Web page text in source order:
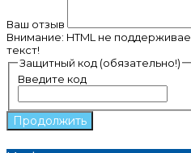
Ваш отзыв
Внимание: HTML не
текст!
Защитный код (обязательно!)
Введите код
Продолжить